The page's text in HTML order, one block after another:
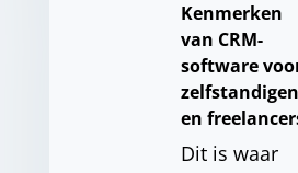
Kenmerken
van CRM-
software
zelfstandigen
en
Dit is waar